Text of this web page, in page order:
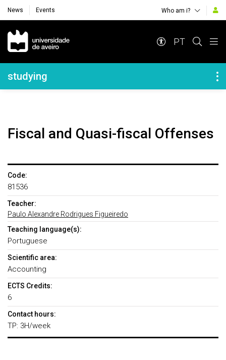
News Events Who am i?
Navegação Principal
PT
Navegação Lateral
studying
Fiscal and Quasi-fiscal Offenses
Code:
81536
Teacher:
Paulo Alexandre Rodrigues Figueiredo
Teaching language(s):
Portuguese
Scientific area:
Accounting
ECTS Credits:
6
Contact hours:
TP: 3H/week